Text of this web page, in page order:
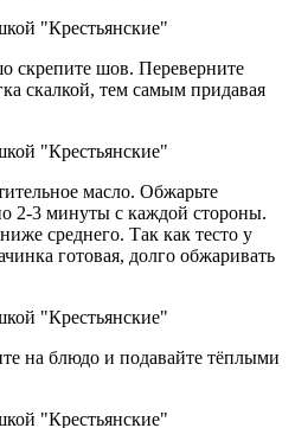
скрепите шов. Переверните
скалкой, тем самым придавая
масло. Обжарьте
2-3 минуты с каждой стороны.
среднего. Так как тесто у
готовая, долго обжаривать
на блюдо и подавайте тёплыми